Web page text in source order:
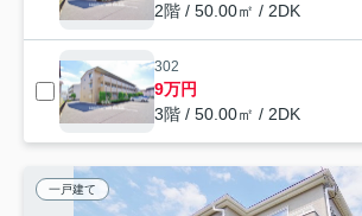
2階 / 50.00㎡ / 2DK
302
9万円
3階 / 50.00㎡ / 2DK
一戸建て